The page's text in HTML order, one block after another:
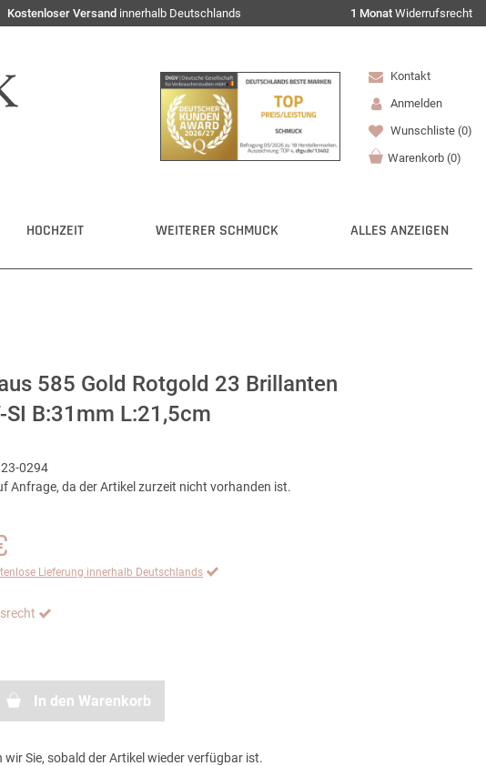
Kostenloser Versand innerhalb Deutschlands 1 Monat Widerrufsrecht
Kontakt
Anmelden
Wunschliste (0)
Warenkorb (0)
HOCHZEIT WEITERER SCHMUCK ALLES ANZEIGEN
585 Gold Rotgold 23 Brillanten
SI B:31mm L:21,5cm
23-0294
Anfrage, da der Artikel zurzeit nicht vorhanden ist.
Lieferung innerhalb Deutschlands
In den Warenkorb
wir Sie, sobald der Artikel wieder verfügbar ist.